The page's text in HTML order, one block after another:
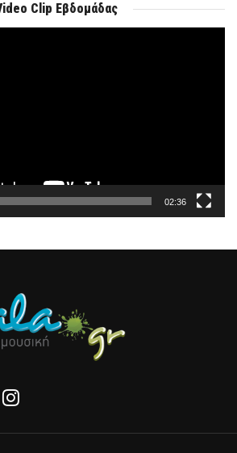
Clip Εβδομάδας
02:36